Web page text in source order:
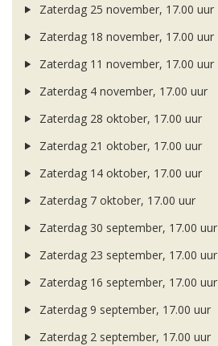
Zaterdag 25 november, 17.00 uur
Zaterdag 18 november, 17.00 uur
Zaterdag 11 november, 17.00 uur
Zaterdag 4 november, 17.00 uur
Zaterdag 28 oktober, 17.00 uur
Zaterdag 21 oktober, 17.00 uur
Zaterdag 14 oktober, 17.00 uur
Zaterdag 7 oktober, 17.00 uur
Zaterdag 30 september, 17.00 uur
Zaterdag 23 september, 17.00 uur
Zaterdag 16 september, 17.00 uur
Zaterdag 9 september, 17.00 uur
Zaterdag 2 september, 17.00 uur